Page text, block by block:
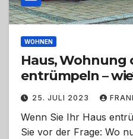
WOHNEN
Haus, Wohnung
entrümpeln –
25. JULI 2023
Wenn Sie Ihr Haus
Sie vor der Frage: Wo